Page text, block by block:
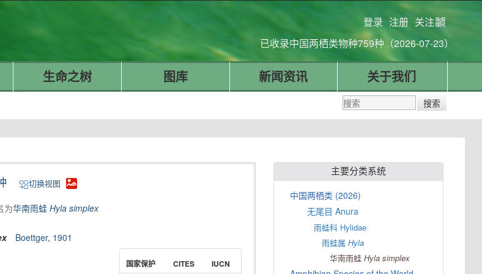
登录 注册 关注
已收录中国两栖类物种759种（2026-07-23）
生命之树 图库 新闻资讯 关于我们
切换视图
为华南雨蛙Hyla simplex
Boettger, 1901
国家保护 CITES IUCN
主要分类系统
中国两栖类 (2026)
无尾目 Anura
雨蛙科 Hylidae
雨蛙属Hyla
华南雨蛙Hyla simplex